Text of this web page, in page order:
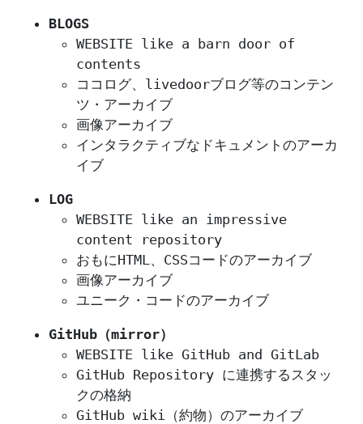
BLOGS
WEBSITE like a barn door of
contents
ココログ、livedoorブログ等のコンテン
ツ・アーカイブ
画像アーカイブ
インタラクティブなドキュメントのアーカ
イブ
LOG
WEBSITE like an impressive
content repository
おもにHTML、CSSコードのアーカイブ
画像アーカイブ
ユニーク・コードのアーカイブ
GitHub（mirror）
WEBSITE like GitHub and GitLab
GitHub Repository に連携するスタッ
クの格納
GitHub wiki（約物）のアーカイブ